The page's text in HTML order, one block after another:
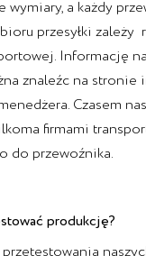
wymiary, a każdy
przesyłki zależy
Informację
znaleźc na stronie
Czasem
firmami
do przewoźnika.
produkcję?